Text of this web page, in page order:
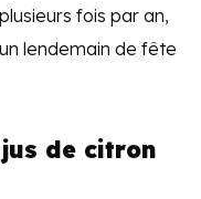
fois par an,
lendemain de fête
de citron